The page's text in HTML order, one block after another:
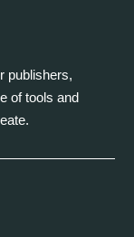
publishers,
of tools and